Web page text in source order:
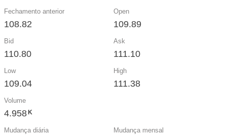
Fechamento anterior
108.82
Open
109.89
Bid
110.80
Ask
111.10
Low
109.04
High
111.38
Volume
4.958 K
Mudança diária Mudança mensal